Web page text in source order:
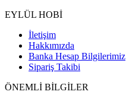
EYLÜL HOBİ
İletişim
Hakkımızda
Banka Hesap Bilgilerimiz
Sipariş Takibi
ÖNEMLİ BİLGİLER